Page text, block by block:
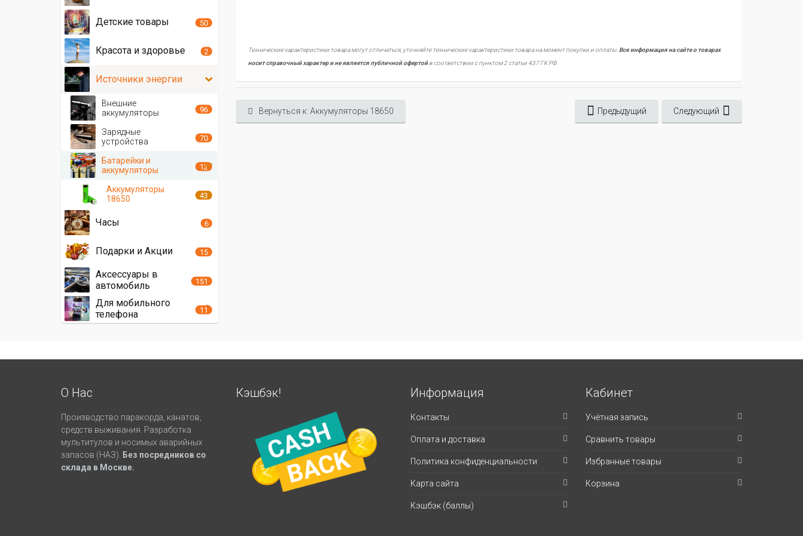
Технические характеристики товара могут отличаться, уточняйте технические характеристики товара на момент покупки и оплаты. Вся информация на сайте о товарах
носит справочный характер и не является публичной офертойв соответствии с пунктом 2 статьи 437 ГК РФ.
Вернуться к: Аккумуляторы 18650 Предыдущий Следующий
Детские товары 50
Красота и здоровье 2
Источники энергии
Внешние
аккумуляторы
96
Зарядные
устройства
70
Батарейки и
аккумуляторы
12
Аккумуляторы
18650
43
Часы 6
Подарки и Акции 15
Аксессуары в
автомобиль
151
Для мобильного
телефона
11
О Нас
Производство паракорда, канатов,
средств выживания. Разработка
мультитулов и носимых аварийных
запасов (НАЗ).
Без посредников со
склада в Москве.
Кэшбэк! Информация
Контакты
Оплата и доставка
Политика конфиденциальности
Карта сайта
Кэшбэк (баллы)
Кабинет
Учётная запись
Сравнить товары
Избранные товары
Корзина